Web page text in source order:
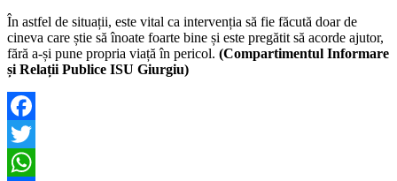
În astfel de situații, este vital ca intervenția să fie făcută doar de
cineva care știe să înoate foarte bine și este pregătit să acorde ajutor,
fără a-și pune propria viață în pericol. (Compartimentul Informare
și Relații Publice ISU Giurgiu)
Facebook
Twitter